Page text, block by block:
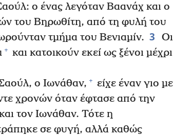
ο ένας λεγόταν Βαανάχ και ο
του Βηρωθίτη, από τη φυλή του
τμήμα του Βενιαμίν. 3
Οι
+ και κατοικούν εκεί ως ξένοι μέχρι
ο Ιωνάθαν, + είχε έναν γιο με
χρονών όταν έφτασε από την
τον Ιωνάθαν. Τότε η
σε φυγή, αλλά καθώς